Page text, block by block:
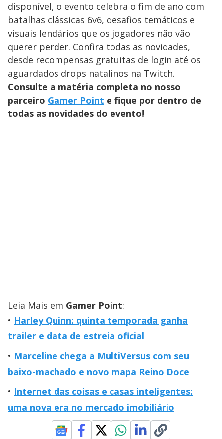
disponível, o evento celebra o fim de ano com
batalhas clássicas 6v6, desafios temáticos e
visuais lendários que os jogadores não vão
querer perder. Confira todas as novidades,
desde recompensas gratuitas de login até os
aguardados drops natalinos na Twitch.
Consulte a matéria completa no nosso
parceiro Gamer Point e fique por dentro de
todas as novidades do evento!
Leia Mais em Gamer Point:
Harley Quinn: quinta temporada ganha
trailer e data de estreia oficial
Marceline chega a MultiVersus com seu
baixo-machado e novo mapa Reino Doce
Internet das coisas e casas inteligentes:
uma nova era no mercado imobiliário